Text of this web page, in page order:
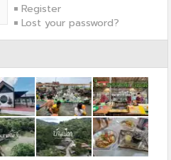
Register
Lost your password?